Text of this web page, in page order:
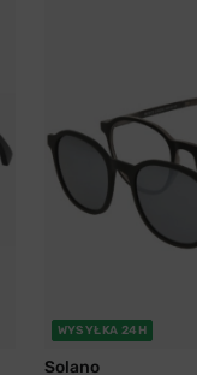
WYSYŁKA 24H
Solano